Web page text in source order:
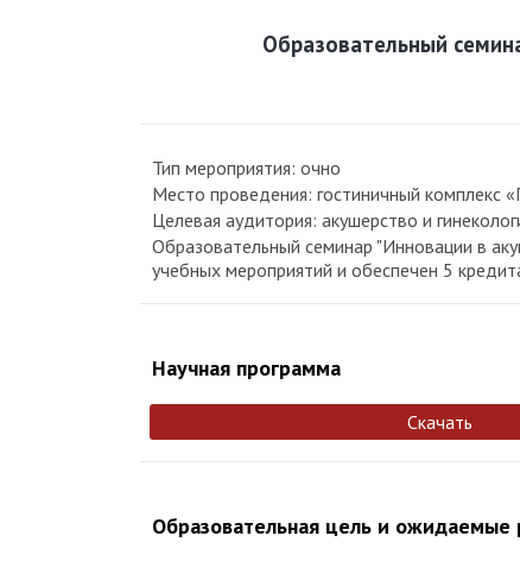
Образовательный
Тип мероприятия: очно
Место проведения: гостиничный комплекс
Целевая аудитория: акушерство и
Образовательный семинар "Инновации в
учебных мероприятий и обеспечен 5
Научная программа
Скачать
Образовательная цель и ожидаемые